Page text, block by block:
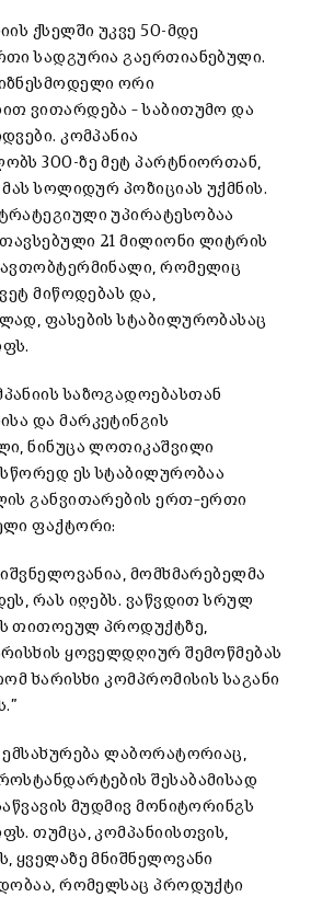
ქსელში უკვე 50-მდე
სადგურია გაერთიანებული.
ორი
ვითარდება –საბითუმო და
.კომპანია
300-ზე მეტ პარტნიორთან,
მას სოლიდურ პოზიციას უქმნის.
უპირატესობაა
21მილიონი ლიტრის
,რომელიც
მიწოდებას და ,
, ფასების სტაბილურობასაც
.
საზოგადოებასთან
და მარკეტინგის
,ნინუცა ლოთიკაშვილი
სწორედ ეს სტაბილურობაა
განვითარების ერთ–ერთი
ფაქტორი:
, მომხმარებელმა
, რას იღებს. ვაწვდით სრულ
თითოეულ პროდუქტზე,
ყოველდღიურ შემოწმებას
ხარისხი კომპრომისის საგანი
.”
ემსახურება ლაბორატორიაც ,
შესაბამისად
მუდმივ მონიტორინგს
.თუმცა ,კომპანიისთვის,
, ყველაზე მნიშნელოვანი
,რომელსაც პროდუქტი